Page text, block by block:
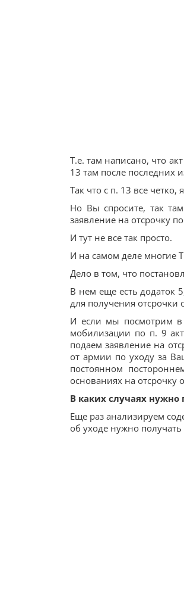
Т.е. там написано, что
13 там после последних
Так что с п. 13 все четко,
Но Вы спросите, так
заявление на отсрочку
И тут не все так просто.
И на самом деле многие
Дело в том, что
В нем еще есть додаток
для получения
И если мы посмотрим в
мобилизации по п. 9
подаем заявление на
от армии по уходу за
постоянном
основаниях на отсрочку
В каких случаях нужно
Еще раз анализируем
об уходе нужно получать